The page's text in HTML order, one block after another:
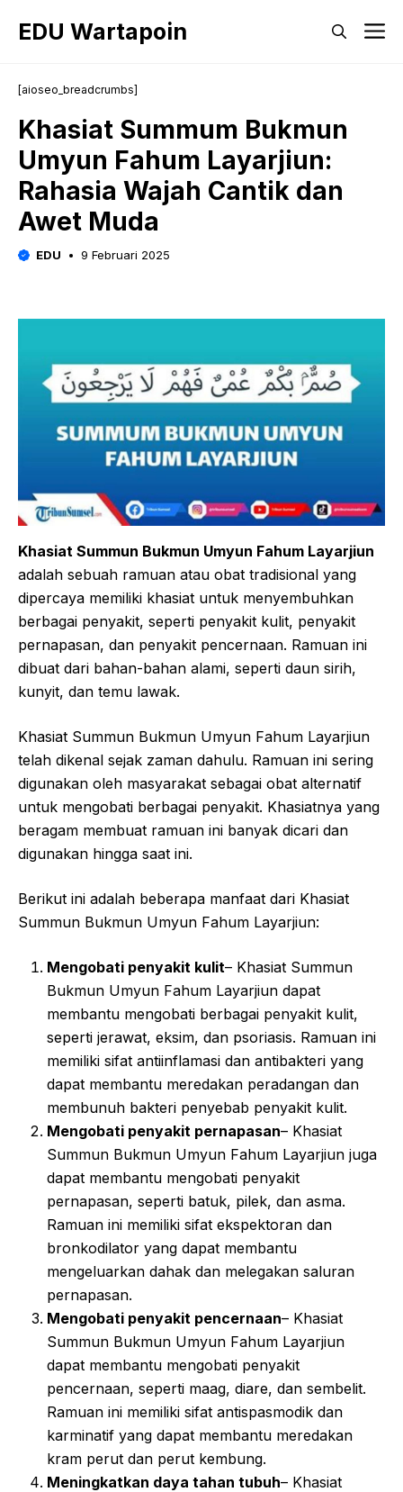
EDU Wartapoin
[aioseo_breadcrumbs]
Khasiat Summum Bukmun
Umyun Fahum Layarjiun:
Rahasia Wajah Cantik dan
Awet Muda
EDU 9 Februari 2025
Khasiat Summun Bukmun Umyun Fahum Layarjiun
adalah sebuah ramuan atau obat tradisional yang
dipercaya memiliki khasiat untuk menyembuhkan
berbagai penyakit, seperti penyakit kulit, penyakit
pernapasan, dan penyakit pencernaan. Ramuan ini
dibuat dari bahan-bahan alami, seperti daun sirih,
kunyit, dan temu lawak.
Khasiat Summun Bukmun Umyun Fahum Layarjiun
telah dikenal sejak zaman dahulu. Ramuan ini sering
digunakan oleh masyarakat sebagai obat alternatif
untuk mengobati berbagai penyakit. Khasiatnya yang
beragam membuat ramuan ini banyak dicari dan
digunakan hingga saat ini.
Berikut ini adalah beberapa manfaat dari Khasiat
Summun Bukmun Umyun Fahum Layarjiun:
Mengobati penyakit kulit– Khasiat Summun
Bukmun Umyun Fahum Layarjiun dapat
membantu mengobati berbagai penyakit kulit,
seperti jerawat, eksim, dan psoriasis. Ramuan ini
memiliki sifat antiinflamasi dan antibakteri yang
dapat membantu meredakan peradangan dan
membunuh bakteri penyebab penyakit kulit.
Mengobati penyakit pernapasan– Khasiat
Summun Bukmun Umyun Fahum Layarjiun juga
dapat membantu mengobati penyakit
pernapasan, seperti batuk, pilek, dan asma.
Ramuan ini memiliki sifat ekspektoran dan
bronkodilator yang dapat membantu
mengeluarkan dahak dan melegakan saluran
pernapasan.
Mengobati penyakit pencernaan– Khasiat
Summun Bukmun Umyun Fahum Layarjiun
dapat membantu mengobati penyakit
pencernaan, seperti maag, diare, dan sembelit.
Ramuan ini memiliki sifat antispasmodik dan
karminatif yang dapat membantu meredakan
kram perut dan perut kembung.
Meningkatkan daya tahan tubuh– Khasiat